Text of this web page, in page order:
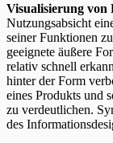
Visualisierung von
Nutzungsabsicht
seiner Funktionen
geeignete äußere
relativ schnell
hinter der Form
eines Produkts und
zu verdeutlichen.
des